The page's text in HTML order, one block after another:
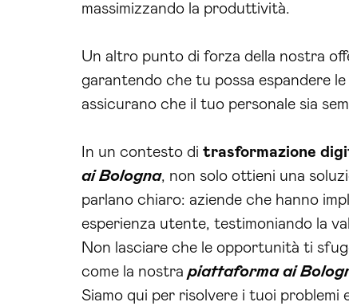
massimizzando la produttività.
Un altro punto di forza della nostra
garantendo che tu possa espandere
assicurano che il tuo personale sia
In un contesto di trasformazione
ai Bologna, non solo ottieni una
parlano chiaro: aziende che hanno
esperienza utente, testimoniando la
Non lasciare che le opportunità ti
come la nostrapiattaforma ai
Siamo qui per risolvere i tuoi